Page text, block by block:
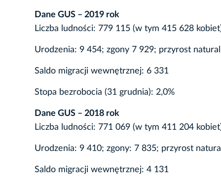
Dane GUS – 2019 rok
Liczba ludności: 779 115 (w tym 415 628
Urodzenia: 9 454; zgony 7 929; przyrost
Saldo migracji wewnętrznej: 6 331
Stopa bezrobocia (31 grudnia): 2,0%
Dane GUS – 2018 rok
Liczba ludności: 771 069 (w tym 411 204
Urodzenia: 9 410; zgony: 7 835; przyrost
Saldo migracji wewnętrznej: 4 131